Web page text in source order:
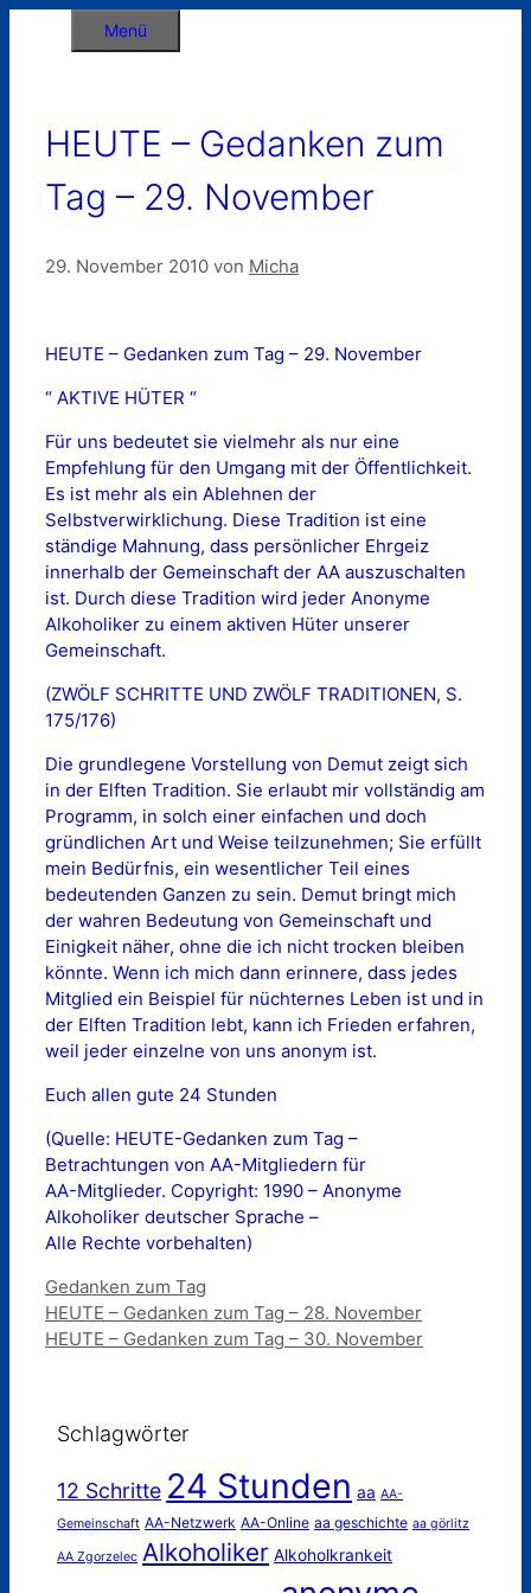
Menü
HEUTE – Gedanken zum
Tag – 29. November
29. November 2010 von Micha
HEUTE – Gedanken zum Tag – 29. November
“ AKTIVE HÜTER “
Für uns bedeutet sie vielmehr als nur eine
Empfehlung für den Umgang mit der Öffentlichkeit.
Es ist mehr als ein Ablehnen der
Selbstverwirklichung. Diese Tradition ist eine
ständige Mahnung, dass persönlicher Ehrgeiz
innerhalb der Gemeinschaft der AA auszuschalten
ist. Durch diese Tradition wird jeder Anonyme
Alkoholiker zu einem aktiven Hüter unserer
Gemeinschaft.
(ZWÖLF SCHRITTE UND ZWÖLF TRADITIONEN, S.
175/176)
Die grundlegene Vorstellung von Demut zeigt sich
in der Elften Tradition. Sie erlaubt mir vollständig am
Programm, in solch einer einfachen und doch
gründlichen Art und Weise teilzunehmen; Sie erfüllt
mein Bedürfnis, ein wesentlicher Teil eines
bedeutenden Ganzen zu sein. Demut bringt mich
der wahren Bedeutung von Gemeinschaft und
Einigkeit näher, ohne die ich nicht trocken bleiben
könnte. Wenn ich mich dann erinnere, dass jedes
Mitglied ein Beispiel für nüchternes Leben ist und in
der Elften Tradition lebt, kann ich Frieden erfahren,
weil jeder einzelne von uns anonym ist.
Euch allen gute 24 Stunden
(Quelle: HEUTE-Gedanken zum Tag –
Betrachtungen von AA-Mitgliedern für
AA-Mitglieder. Copyright: 1990 – Anonyme
Alkoholiker deutscher Sprache –
Alle Rechte vorbehalten)
Kategorien
Gedanken zum Tag
HEUTE – Gedanken zum Tag – 28. November
HEUTE – Gedanken zum Tag – 30. November
Schlagwörter
12 Schritte 24 Stunden aa AA-
Gemeinschaft AA-Netzwerk AA-Online aa geschichte aa görlitz
AA Zgorzelec Alkoholiker Alkoholkrankeit